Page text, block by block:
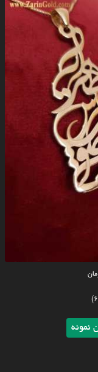
نمونه